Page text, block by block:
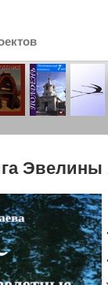
Эвелины